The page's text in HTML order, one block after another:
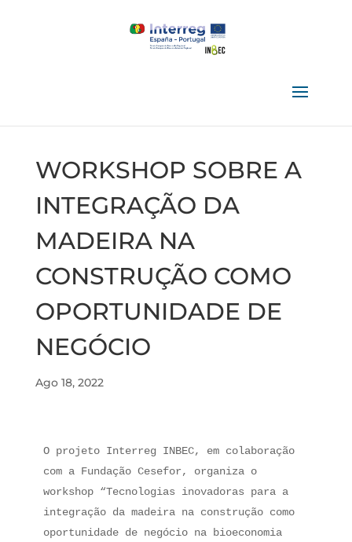
WORKSHOP SOBRE A
INTEGRAÇÃO DA
MADEIRA NA
CONSTRUÇÃO COMO
OPORTUNIDADE DE
NEGÓCIO
Ago 18, 2022
O projeto Interreg INBEC, em colaboração
com a Fundação Cesefor, organiza o
workshop “Tecnologias inovadoras para a
integração da madeira na construção como
oportunidade de negócio na bioeconomia